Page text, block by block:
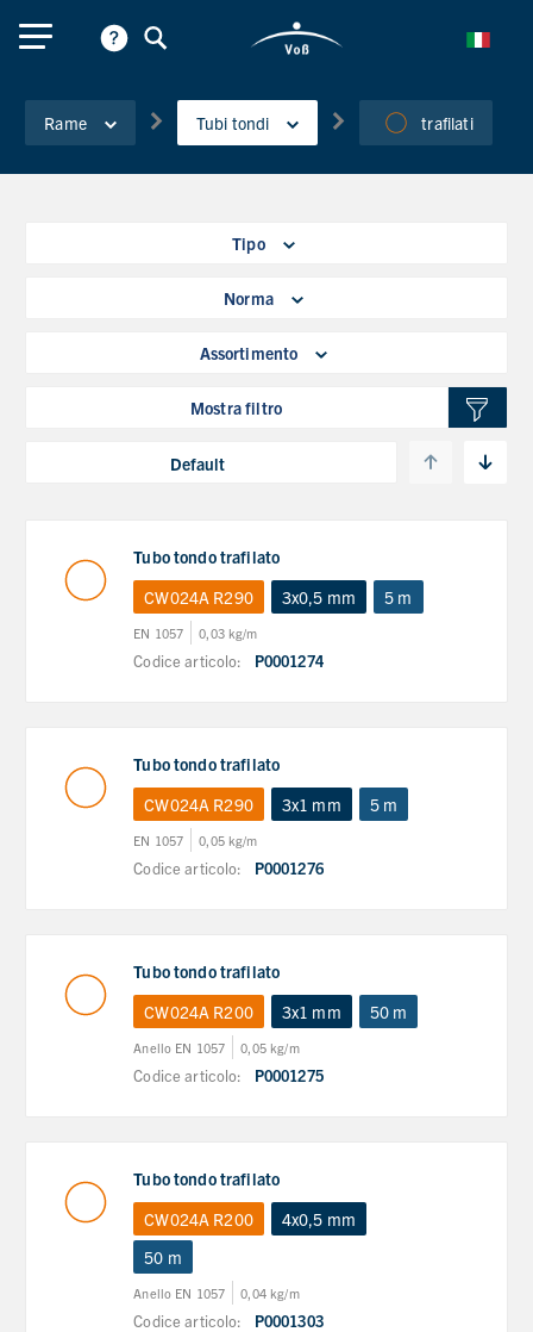
Rame Tubi tondi trafilati
Tipo
Norma
Assortimento
Mostra filtro
Tubo tondo trafilato
CW024A R290
3x0,5 mm 5 m
EN 1057 0,03 kg/m
Codice articolo: P0001274
Tubo tondo trafilato
CW024A R290
3x1 mm 5 m
EN 1057 0,05 kg/m
Codice articolo: P0001276
Tubo tondo trafilato
CW024A R200
3x1 mm 50 m
Anello EN 1057 0,05 kg/m
Codice articolo: P0001275
Tubo tondo trafilato
CW024A R200
4x0,5 mm
50 m
Anello EN 1057 0,04 kg/m
Codice articolo: P0001303